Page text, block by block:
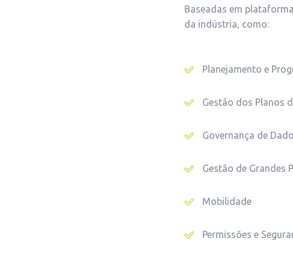
Baseadas em
da indústria, como:
Planejamento e
Gestão dos Planos
Governança de
Gestão de Grandes
Mobilidade
Permissões e